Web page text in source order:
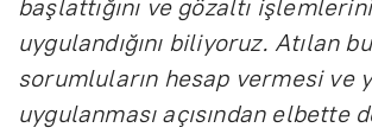
başlattığını ve gözaltı
uygulandığını biliyoruz. Atılan
sorumluların hesap vermesi ve
uygulanması açısından elbette